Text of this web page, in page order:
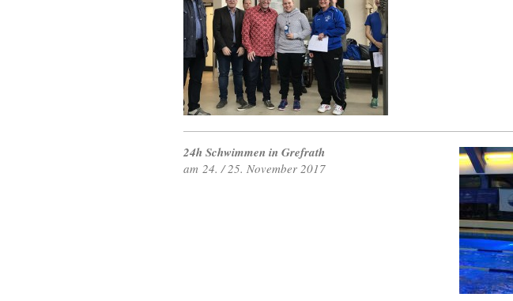
24h Schwimmen in Grefrath
am 24. / 25. November 2017